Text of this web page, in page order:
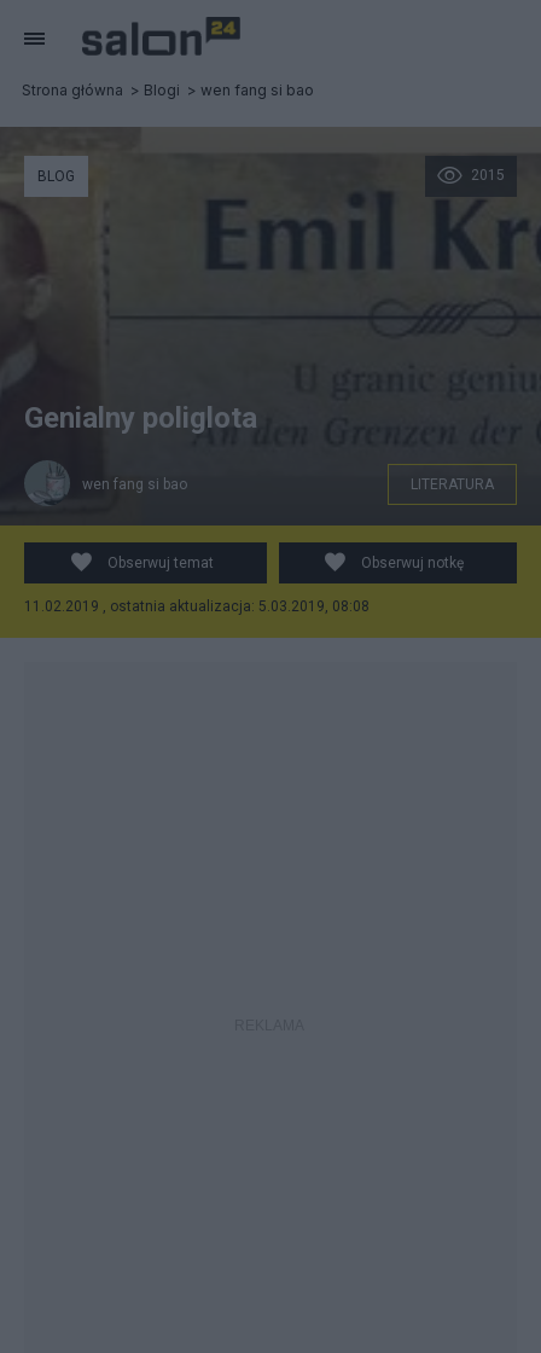
Strona główna Blogi wen fang si bao
2015
BLOG
Genialny poliglota
wen fang si bao LITERATURA
Obserwuj temat Obserwuj notkę
11.02.2019 , ostatnia aktualizacja: 5.03.2019, 08:08